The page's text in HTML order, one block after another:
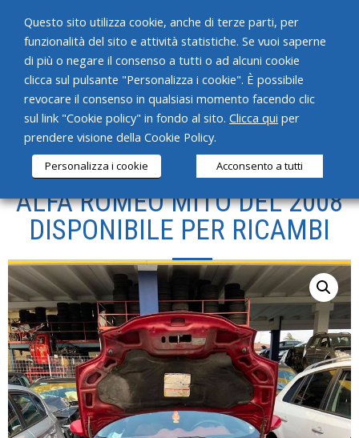
HOME
CHI SIAMO
SERVIZI
PRODOTTI
CONTATTI
ALFA ROMEO MITO DEL 2008
DISPONIBILE PER RICAMBI
Questo sito utilizza cookie, anche di terze parti, per
funzionalità del sito e attività statistiche. Se vuoi saperne
di più o negare il consenso a tutti o ad alcuni cookie
clicca sul pulsante "Personalizza i cookie". È possibile
revocare il consenso in qualsiasi momento facendo clic
sul link "Cookie policy" in fondo al sito. Clicca qui per
prendere visione della Cookie Policy.
Personalizza i cookie Acconsento a tutti